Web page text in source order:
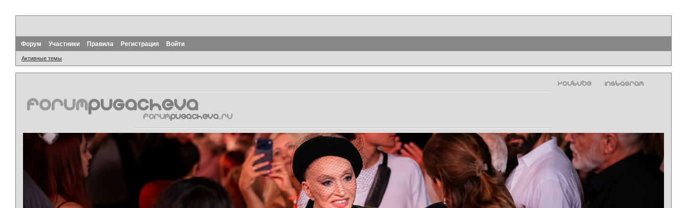
Форум Участники Правила Регистрация Войти
Активные темы